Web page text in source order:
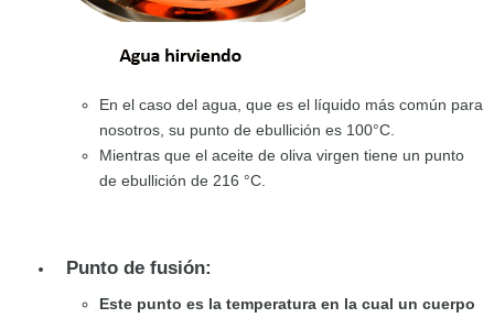
En el caso del agua, que es el líquido más común para
nosotros, su punto de ebullición es 100°C.
Mientras que el aceite de oliva virgen tiene un punto
de ebullición de 216 °C.
Punto de fusión:
Este punto es la temperatura en la cual un cuerpo